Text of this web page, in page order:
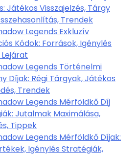
Játékos Visszajelzés, Tárgy
Trendek
Legends Exkluzív
Kódok: Források, Igénylés
Legends Történelmi
Díjak: Régi Tárgyak, Játékos
Trendek
Legends Mérföldkő Díj
Jutalmak Maximálása,
Tippek
Legends Mérföldkő Díjak:
Igénylés Stratégiák,